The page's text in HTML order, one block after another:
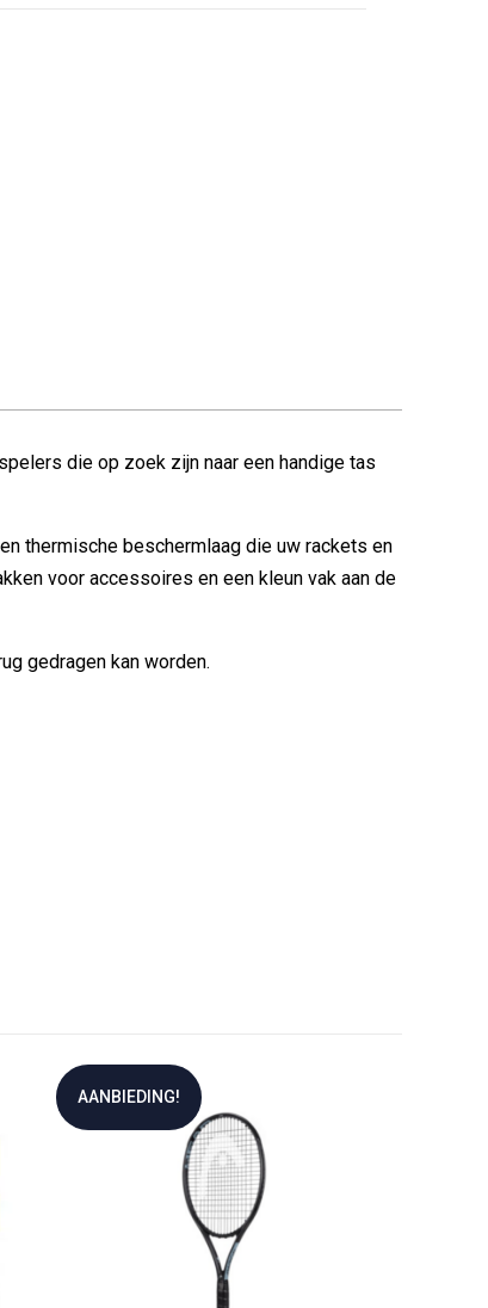
die op zoek zijn naar een handige tas
thermische beschermlaag die uw rackets en
voor accessoires en een kleun vak aan de
gedragen kan worden.
AANBIEDING!